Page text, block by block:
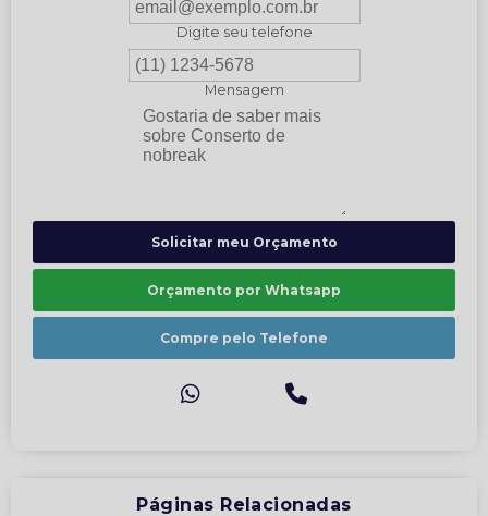
Digite seu telefone
Mensagem
Solicitar meu Orçamento
Orçamento por Whatsapp
Compre pelo Telefone
Páginas Relacionadas